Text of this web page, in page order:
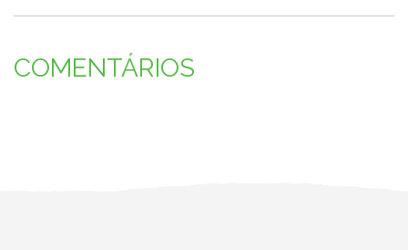
COMENTÁRIOS